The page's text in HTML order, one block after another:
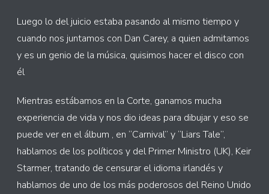
Luego lo del juicio estaba pasando al mismo tiempo y
cuando nos juntamos con Dan Carey, a quien admitamos
y es un genio de la música, quisimos hacer el disco con
él
Mientras estábamos en la Corte, ganamos mucha
experiencia de vida y nos dio ideas para dibujar y eso se
puede ver en el álbum , en “Carnival” y “Liars Tale”,
hablamos de los políticos y del Primer Ministro (UK), Keir
Starmer, tratando de censurar el idioma irlandés y
hablamos de uno de los más poderosos del Reino Unido